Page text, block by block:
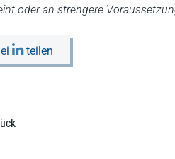
oder an strengere
teilen